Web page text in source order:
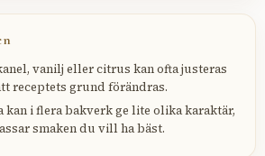
vanilj eller citrus kan ofta justeras
receptets grund förändras.
kan i flera bakverk ge lite olika karaktär,
smaken du vill ha bäst.